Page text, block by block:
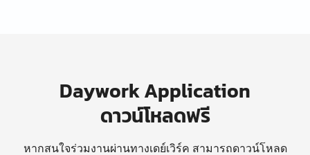
Daywork Application
ดาวน์โหลดฟรี
หากสนใจร่วมงานผ่านทางเดย์เวิร์ค สามารถดาวน์โหลด